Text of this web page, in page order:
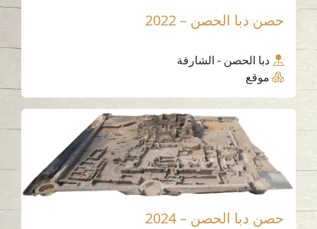
حصن دبا الحصن – 2022
دبا الحصن - الشارقة
موقع
حصن دبا الحصن – 2024